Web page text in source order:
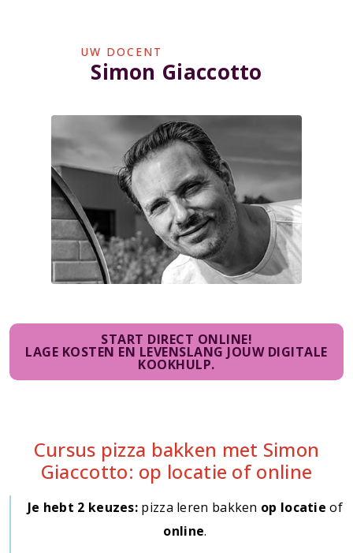
UW DOCENT
Simon Giaccotto
START DIRECT ONLINE!
LAGE KOSTEN EN LEVENSLANG JOUW DIGITALE
KOOKHULP.
Cursus pizza bakken met Simon
Giaccotto: op locatie of online
Je hebt 2 keuzes: pizza leren bakken op locatie of
online.